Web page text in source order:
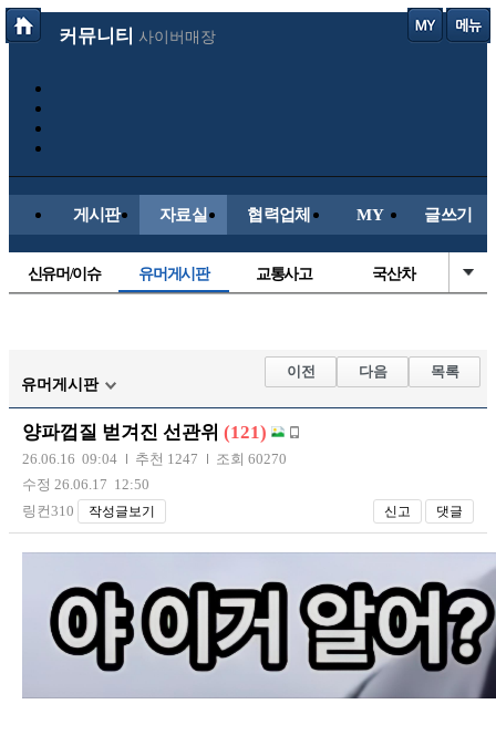
커뮤니티 사이버매장
게시판 자료실 협력업체 MY 글쓰기
신유머/이슈 유머게시판 교통사고 국산차
자유사진 군사/무기
트럭/버스
장착시공사진
유머게시판
이전 다음 목록
양파껍질 벋겨진 선관위 (121)
26.06.16 09:04 추천 1247
조회 60270
수정 26.06.17 12:50
링컨310
작성글보기 신고 댓글